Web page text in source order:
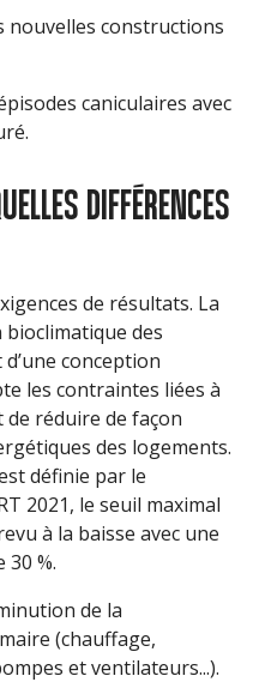
nouvelles constructions
caniculaires avec
DIFFÉRENCES
de résultats. La
bioclimatique des
conception
les contraintes liées à
de réduire de façon
des logements.
définie par le
2021, le seuil maximal
à la baisse avec une
%.
de la
(chauffage,
et ventilateurs...).